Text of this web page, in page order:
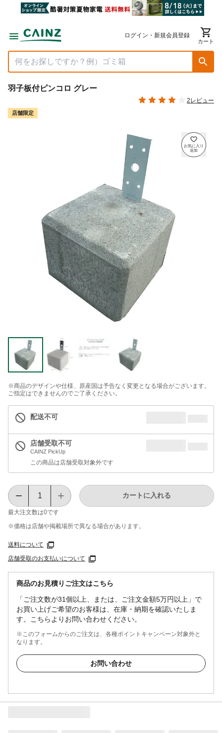
ログイン・新規会員登録
カート
羽子板付ピンコロ グレー
2レビュー
店舗限定
※商品のデザインや仕様、原産国は予告なく変更となる場合がございます。
ご指定はできませんのでご了承ください。
配送不可
店舗受取不可
CAINZ PickUp
この商品は店舗受取対象外です
最大注文数は0です
カートに入れる
※価格は​店舗や​掲載場所で​異なる​場合が​あります。
送料について
店舗受取のお支払いについて
商品のお見積りご注文はこちら
「ご注文数が31個以上、または、ご注文金額5万円以上」で
お買い上げご希望のお客様は、在庫・納期を確認いたしま
す。こちらよりお問い合わせください。
※このフォームからのご注文は、各種ポイントキャンペーン対象外と
なります。
お問い合わせ